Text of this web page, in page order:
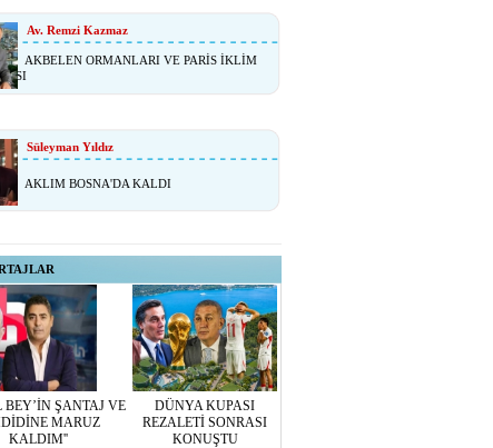
Av. Remzi Kazmaz
AKBELEN ORMANLARI VE PARİS İKLİM
Süleyman Yıldız
AKLIM BOSNA'DA KALDI
BEY’İN ŞANTAJ VE
MARUZ
KALDIM''
DÜNYA KUPASI
REZALETİ SONRASI
KONUŞTU